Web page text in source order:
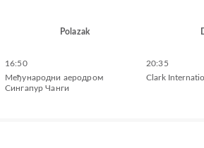
Polazak
16:50
Међународни аеродром
Сингапур Чанги
20:35
Clark